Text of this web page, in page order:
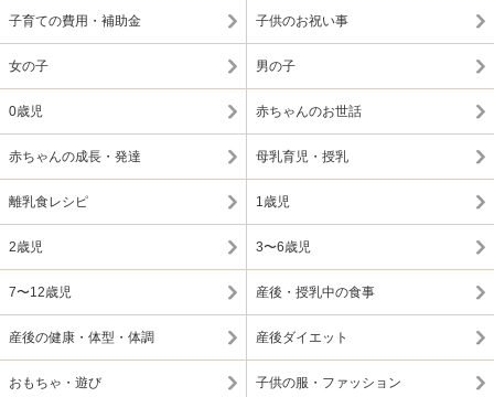
子育ての費用・補助金 子供のお祝い事
女の子 男の子
0歳児 赤ちゃんのお世話
赤ちゃんの成長・発達 母乳育児・授乳
離乳食レシピ 1歳児
2歳児 3〜6歳児
7〜12歳児 産後・授乳中の食事
産後の健康・体型・体調 産後ダイエット
おもちゃ・遊び 子供の服・ファッション